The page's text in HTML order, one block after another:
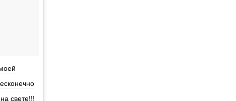
свете!!!